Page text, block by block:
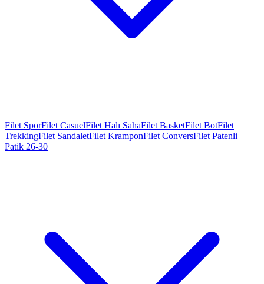
Filet SporFilet CasuelFilet Halı SahaFilet BasketFilet BotFilet
TrekkingFilet SandaletFilet KramponFilet ConversFilet Patenli
Patik 26-30